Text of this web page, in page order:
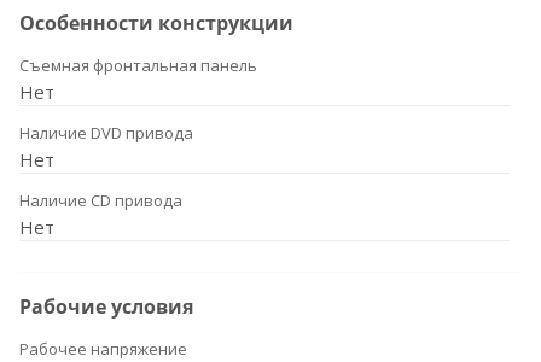
Особенности конструкции
Съемная фронтальная панель
Нет
Наличие DVD привода
Нет
Наличие CD привода
Нет
Рабочие условия
Рабочее напряжение